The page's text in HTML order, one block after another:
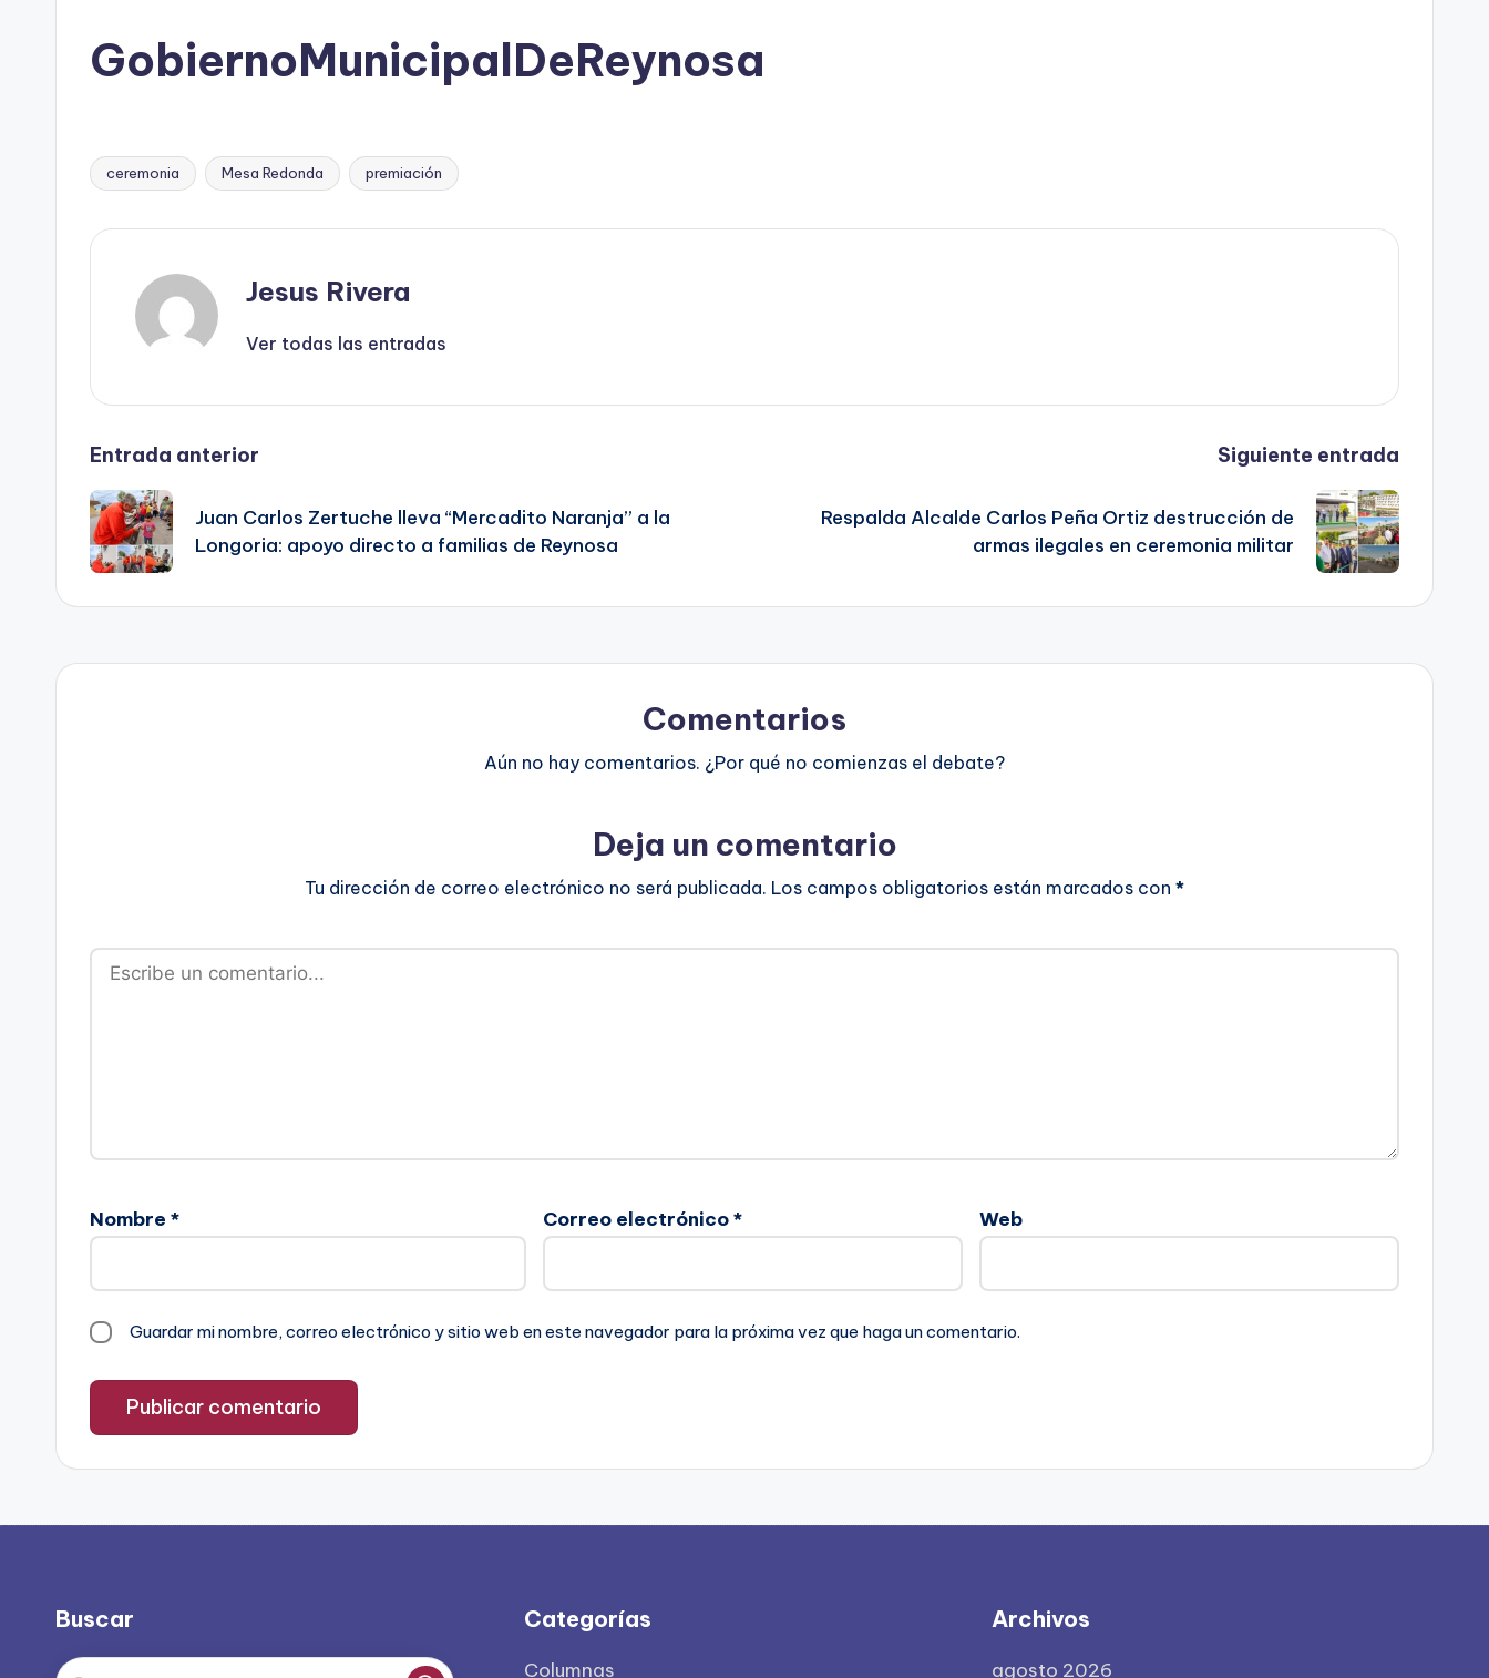
GobiernoMunicipalDeReynosa
Etiquetas:
ceremonia Mesa Redonda premiación
Jesus Rivera
Ver todas las entradas
Navegación
de
entradas
Entrada anterior
Juan Carlos Zertuche lleva “Mercadito Naranja” a la
Longoria: apoyo directo a familias de Reynosa
Siguiente entrada
Respalda Alcalde Carlos Peña Ortiz destrucción de
armas ilegales en ceremonia militar
Comentarios
Aún no hay comentarios. ¿Por qué no comienzas el debate?
Deja un comentario
Tu dirección de correo electrónico no será publicada. Los campos obligatorios están marcados con *
Nombre * Correo electrónico* Web
Guardar mi nombre, correo electrónico y sitio web en este navegador para la próxima vez que haga un comentario.
Buscar Categorías
Columnas
Archivos
agosto 2026